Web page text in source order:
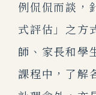
例侃侃而談，
式評估」之方
師、家長和學
課程中，了解